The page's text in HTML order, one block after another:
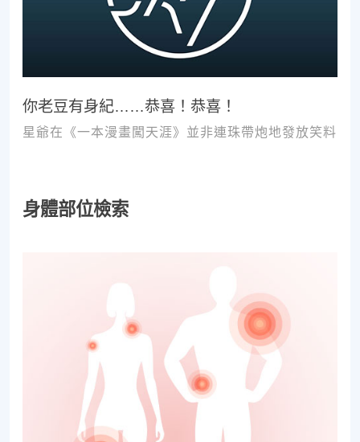
你老豆有身紀……恭喜！恭喜！
星爺在《一本漫畫闖天涯》並非連珠帶炮地發放笑料
身體部位檢索